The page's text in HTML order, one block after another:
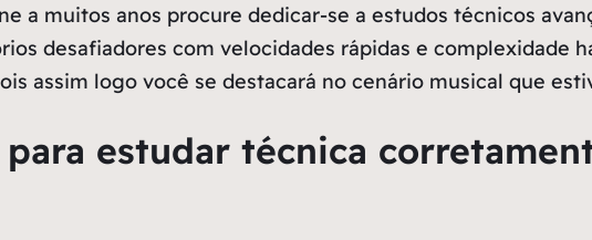
a muitos anos procure dedicar-se a estudos técnicos
desafiadores com velocidades rápidas e complexidade
assim logo você se destacará no cenário musical que
estudar técnica